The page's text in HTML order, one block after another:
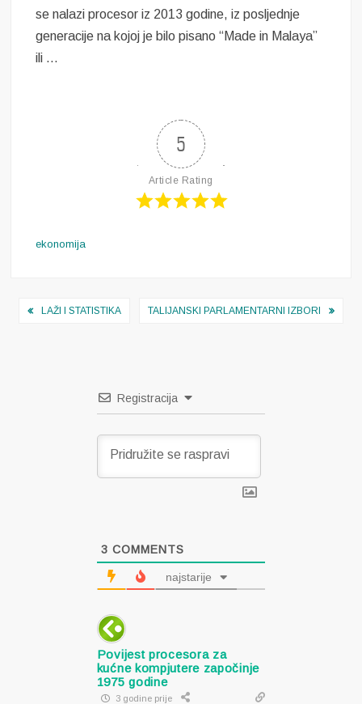
se nalazi procesor iz 2013 godine, iz posljednje
generacije na kojoj je bilo pisano “Made in Malaya”
ili …
5
Article Rating
ekonomija
Navigacija
LAŽI I STATISTIKA TALIJANSKI PARLAMENTARNI IZBORI
Registracija
3 COMMENTS
najstarije
Povijest procesora za
kućne kompjutere započinje
1975 godine
3 godine prije